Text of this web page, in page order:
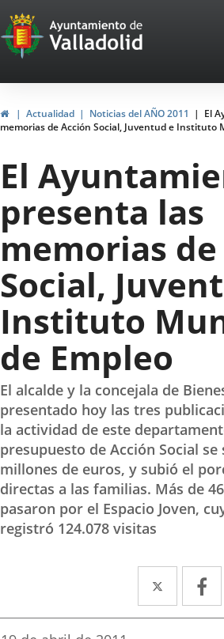
Portal
Web
del
Ayuntamiento
de
Valladolid
InicioActualidad Noticias del AÑO 2011
El
memorias de Acción Social, Juventud e Instituto
El
presenta las
memorias
Social,
Instituto
de Empleo
El alcalde y la concejala de
presentado hoy las tres
la actividad de este
presupuesto de Acción Social se
millones de euros, y subió el
directas a las familias. Más de
pasaron por el Espacio Joven,
registró 124.078 visitas
Twitter
Enlace
a
a